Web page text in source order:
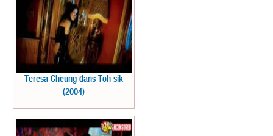
Teresa Cheung dans Toh sik
(2004)